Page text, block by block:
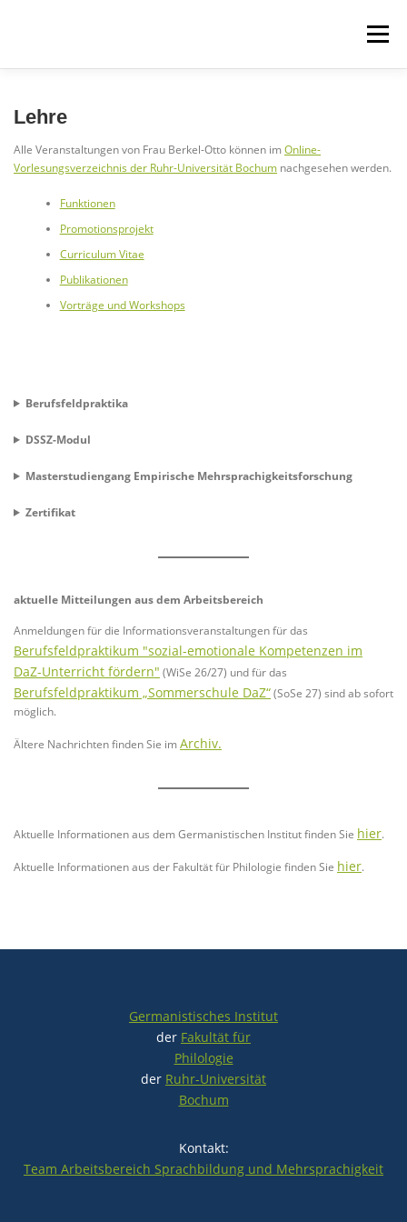
Menü
WEITERBILDUNGEN
Lehre
Alle Veranstaltungen von Frau Berkel-Otto können imOnline-
Vorlesungsverzeichnis der Ruhr-Universität Bochum nachgesehen werden.
Funktionen
Promotionsprojekt
Curriculum Vitae
Publikationen
Vorträge und Workshops
Berufsfeldpraktika
DSSZ-Modul
Masterstudiengang Empirische Mehrsprachigkeitsforschung
Zertifikat
aktuelle Mitteilungen aus dem Arbeitsbereich
Anmeldungen für die Informationsveranstaltungen für das
Berufsfeldpraktikum "sozial-emotionale Kompetenzen im
DaZ-Unterricht fördern" (WiSe 26/27) und für das
Berufsfeldpraktikum „Sommerschule DaZ“(SoSe 27) sind ab sofort
möglich.
Ältere Nachrichten finden Sie imArchiv.
Aktuelle Informationen aus dem Germanistischen Institut finden Sie hier.
Aktuelle Informationen aus der Fakultät für Philologie finden Sie hier.
Germanistisches Institut
der Fakultät für
Philologie
der Ruhr-Universität
Bochum
Kontakt:
Team Arbeitsbereich Sprachbildung und Mehrsprachigkeit